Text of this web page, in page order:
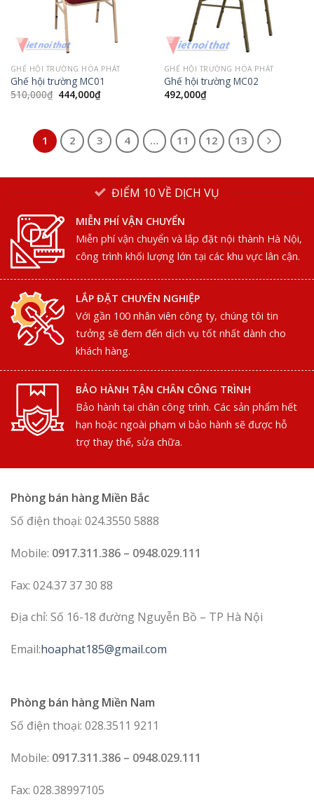
GHẾ HỘI TRƯỜNG HÒA PHÁT
Ghế hội trường MC01
510,000₫ Giá
gốc
444,000₫Giá
hiện
444,000₫.
GHẾ HỘI TRƯỜNG HÒA PHÁT
Ghế hội trường MC02
492,000₫
1 2 3 4 … 11 12 13
ĐIỂM 10 VỀ DỊCH VỤ
MIỄN PHÍ VẬN CHUYỂN
Miễn phí vận chuyển và lắp đặt nội thành Hà Nội,
công trình khối lượng lớn tại các khu vực lân cận.
LẮP ĐẶT CHUYÊN NGHIỆP
Với gần 100 nhân viên công ty, chúng tôi tin
tưởng sẽ đem đến dịch vụ tốt nhất dành cho
khách hàng.
BẢO HÀNH TẬN CHÂN CÔNG TRÌNH
Bảo hành tại chân công trình. Các sản phẩm hết
hạn hoặc ngoài phạm vi bảo hành sẽ được hỗ
trợ thay thế, sửa chữa.
Phòng bán hàng Miền Bắc
Số điện thoại: 024.3550 5888
Mobile: 0917.311.386 – 0948.029.111
Fax: 024.37 37 30 88
Địa chỉ: Số 16-18 đường Nguyễn Bồ – TP Hà Nội
Email:hoaphat185@gmail.com
Phòng bán hàng Miền Nam
Số điện thoại: 028.3511 9211
Mobile: 0917.311.386 – 0948.029.111
Fax: 028.38997105